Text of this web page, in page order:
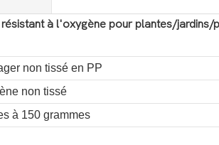
à l'oxygène pour plantes/jardins/
non tissé en PP
non tissé
à 150 grammes